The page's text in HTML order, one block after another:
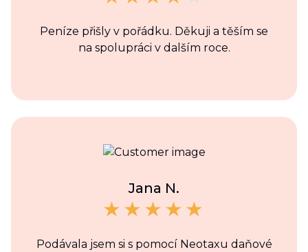
Peníze přišly v pořádku. Děkuji a těším se
na spolupráci v dalším roce.
Jana N.
Podávala jsem si s pomocí Neotaxu daňové